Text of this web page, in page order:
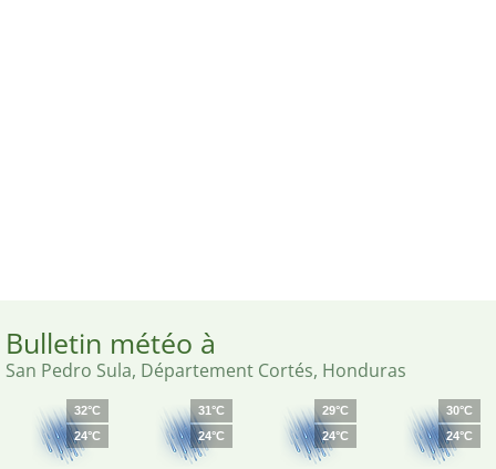
Bulletin météo à
San Pedro Sula, Département Cortés, Honduras
32°C
24°C
31°C
24°C
29°C
24°C
30°C
24°C